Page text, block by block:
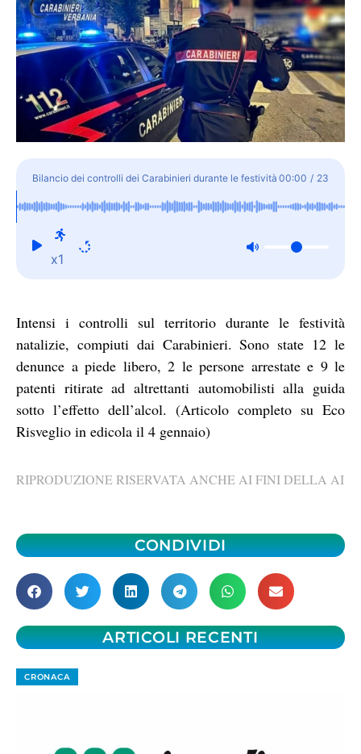
Bilancio dei controlli dei Carabinieri durante le festività
natalizie
00:00 / 23
x1
Intensi i controlli sul territorio durante le festività
natalizie, compiuti dai Carabinieri. Sono state 12 le
denunce a piede libero, 2 le persone arrestate e 9 le
patenti ritirate ad altrettanti automobilisti alla guida
sotto l’effetto dell’alcol. (Articolo completo su Eco
Risveglio in edicola il 4 gennaio)
RIPRODUZIONE RISERVATA ANCHE AI FINI DELLA AI
CONDIVIDI
ARTICOLI RECENTI
CRONACA